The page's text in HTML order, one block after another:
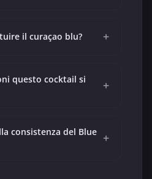
il curaçao blu? +
questo cocktail si
+
consistenza del Blue +